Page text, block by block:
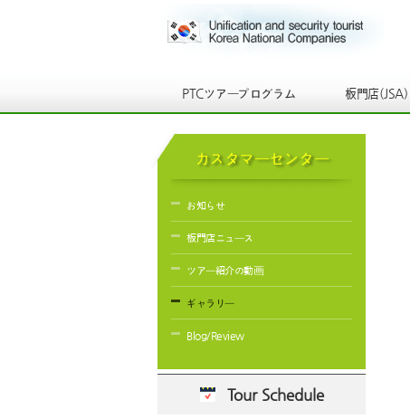
PTCツアープログラム 板門店(JSA)
カスタマーセンター
お知らせ
板門店ニュース
ツアー紹介の動画
ギャラリー
Blog/Review
Tour Schedule